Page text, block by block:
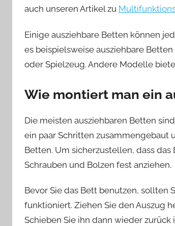
auch unseren Artikel zu
Einige ausziehbare Betten können
es beispielsweise ausziehbare
oder Spielzeug. Andere Modelle
Wie montiert man ein
Die meisten ausziehbaren Betten
ein paar Schritten zusammengebaut
Betten. Um sicherzustellen, dass
Schrauben und Bolzen fest anziehen.
Bevor Sie das Bett benutzen, sollten
funktioniert. Ziehen Sie den Auszug
Schieben Sie ihn dann wieder zurück